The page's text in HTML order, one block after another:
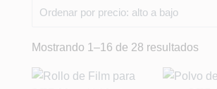
Mostrando 1–16 de 28 resultados